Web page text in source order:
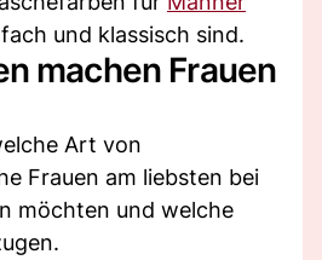
und klassisch sind.
machen Frauen
Art von
Frauen am liebsten bei
möchten und welche